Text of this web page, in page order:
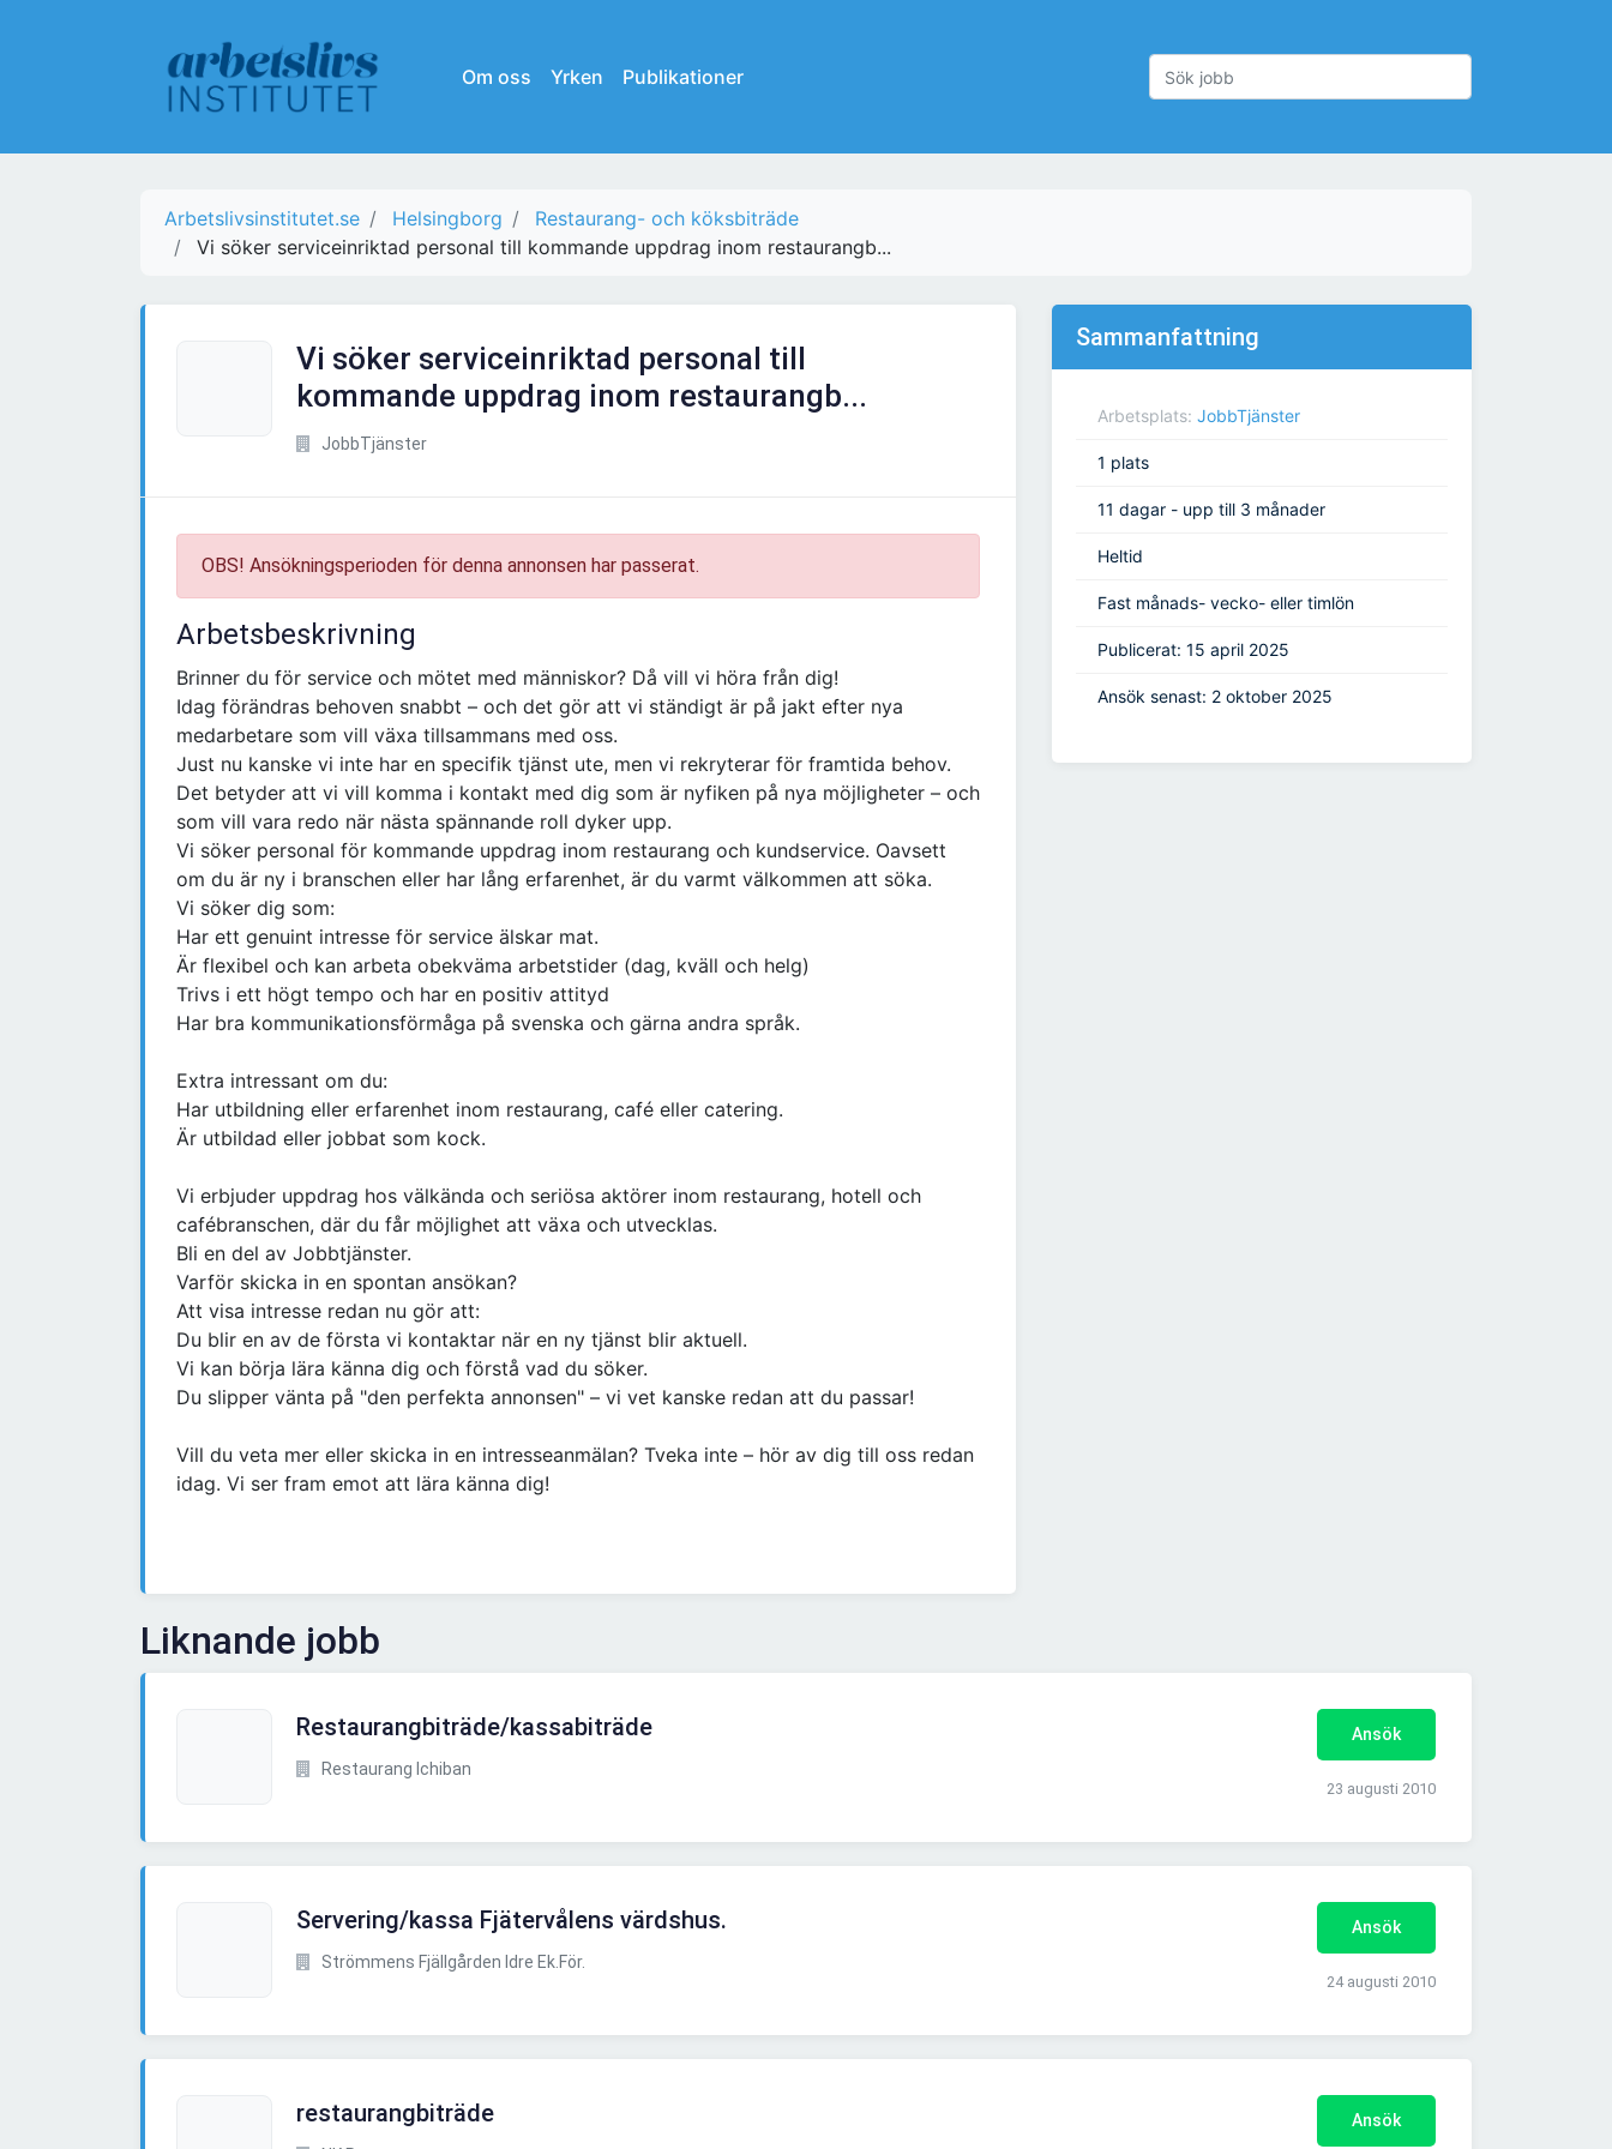
Om oss Yrken Publikationer
Arbetslivsinstitutet.se Helsingborg
Restaurang- och köksbiträde
Vi söker serviceinriktad personal till kommande uppdrag inom restaurangb...
Vi söker serviceinriktad personal till
kommande uppdrag inom restaurangb...
JobbTjänster
OBS! Ansökningsperioden för denna annonsen har passerat.
Arbetsbeskrivning
Brinner du för service och mötet med människor? Då vill vi höra från dig!
Idag förändras behoven snabbt – och det gör att vi ständigt är på jakt efter nya
medarbetare som vill växa tillsammans med oss.
Just nu kanske vi inte har en specifik tjänst ute, men vi rekryterar för framtida behov.
Det betyder att vi vill komma i kontakt med dig som är nyfiken på nya möjligheter – och
som vill vara redo när nästa spännande roll dyker upp.
Vi söker personal för kommande uppdrag inom restaurang och kundservice. Oavsett
om du är ny i branschen eller har lång erfarenhet, är du varmt välkommen att söka.
Vi söker dig som:
Har ett genuint intresse för service älskar mat.
Är flexibel och kan arbeta obekväma arbetstider (dag, kväll och helg)
Trivs i ett högt tempo och har en positiv attityd
Har bra kommunikationsförmåga på svenska och gärna andra språk.
Extra intressant om du:
Har utbildning eller erfarenhet inom restaurang, café eller catering.
Är utbildad eller jobbat som kock.
Vi erbjuder uppdrag hos välkända och seriösa aktörer inom restaurang, hotell och
cafébranschen, där du får möjlighet att växa och utvecklas.
Bli en del av Jobbtjänster.
Varför skicka in en spontan ansökan?
Att visa intresse redan nu gör att:
Du blir en av de första vi kontaktar när en ny tjänst blir aktuell.
Vi kan börja lära känna dig och förstå vad du söker.
Du slipper vänta på "den perfekta annonsen" – vi vet kanske redan att du passar!
Vill du veta mer eller skicka in en intresseanmälan? Tveka inte – hör av dig till oss redan
idag. Vi ser fram emot att lära känna dig!
Sammanfattning
Arbetsplats: JobbTjänster
1 plats
11 dagar - upp till 3 månader
Heltid
Fast månads- vecko- eller timlön
Publicerat: 15 april 2025
Ansök senast: 2 oktober 2025
Liknande jobb
Restaurangbiträde/kassabiträde
Restaurang Ichiban
Ansök
23 augusti 2010
Servering/kassa Fjätervålens värdshus.
Strömmens Fjällgården Idre Ek.För.
Ansök
24 augusti 2010
restaurangbiträde Ansök